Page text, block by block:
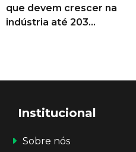
que devem crescer na
indústria até 203...
Institucional
Sobre nós